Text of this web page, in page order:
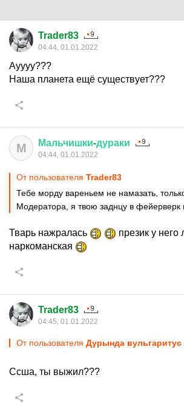
Trader83
04:44, 01.01.2022
Ауууу???
Наша планета ещё существует???
М Мальчишки-дураки
04:44, 01.01.2022
От пользователя Trader83
Тебе морду вареньем не намазать,
Модератора, я твою заднцу в фейерверк
Тварь нажралась
презик у него
наркоманская
Trader83
04:45, 01.01.2022
От пользователя Дурында вульгаритус
Ссша, ты выжил???